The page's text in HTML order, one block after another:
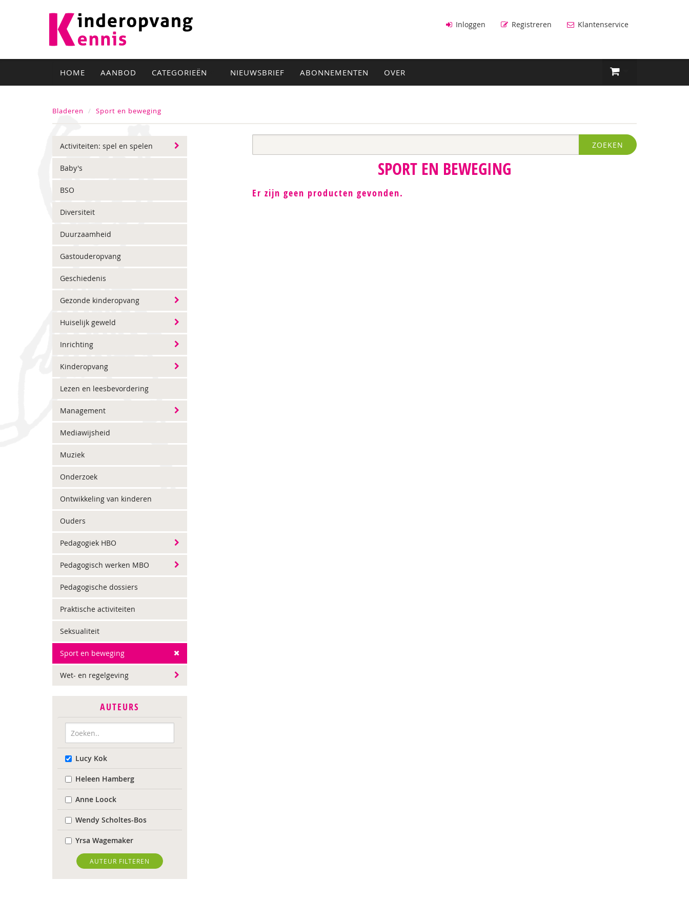
Inloggen Registreren Klantenservice
HOME AANBOD CATEGORIEËN NIEUWSBRIEF ABONNEMENTEN OVER
Bladeren Sport en beweging
Activiteiten: spel en spelen
Baby's
BSO
Diversiteit
Duurzaamheid
Gastouderopvang
Geschiedenis
Gezonde kinderopvang
Huiselijk geweld
Inrichting
Kinderopvang
Lezen en leesbevordering
Management
Mediawijsheid
Muziek
Onderzoek
Ontwikkeling van kinderen
Ouders
Pedagogiek HBO
Pedagogisch werken MBO
Pedagogische dossiers
Praktische activiteiten
Seksualiteit
Sport en beweging
Wet- en regelgeving
AUTEURS
Lucy Kok
Heleen Hamberg
Anne Loock
Wendy Scholtes-Bos
Yrsa Wagemaker
AUTEUR FILTEREN
ZOEKEN
SPORT EN BEWEGING
Er zijn geen producten gevonden.